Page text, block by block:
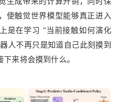
使触觉世界模型能够真正进入
是在学习 “当前接触如何演化
人不再只是知道自己此刻摸到
来将会摸到什么。